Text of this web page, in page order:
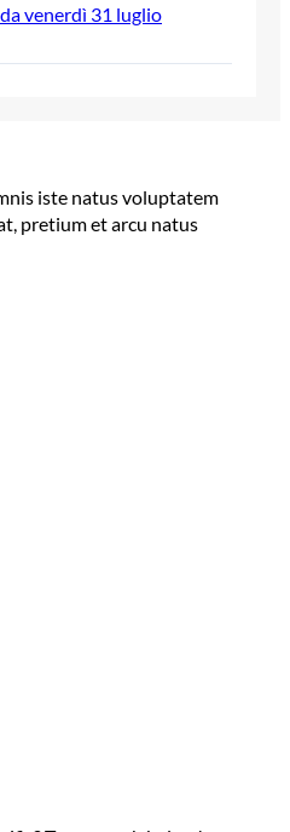
venerdì 31 luglio
iste natus voluptatem
pretium et arcu natus